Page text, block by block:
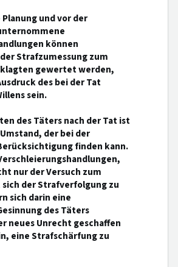
und vor der
können
Strafzumessung zum
gewertet werden,
des bei der Tat
sein.
des Täters nach der Tat ist
der bei der
finden kann.
nur der Versuch zum
der Strafverfolgung zu
sich darin eine
des Täters
neues Unrecht geschaffen
eine Strafschärfung zu